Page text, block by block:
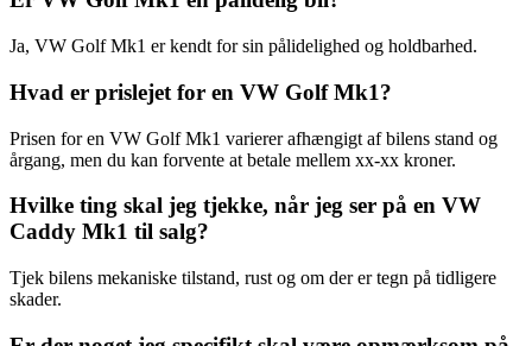
Ja, VW Golf Mk1 er kendt for sin pålidelighed og holdbarhed.
Hvad er prislejet for en VW Golf Mk1?
Prisen for en VW Golf Mk1 varierer afhængigt af bilens stand og
årgang, men du kan forvente at betale mellem xx-xx kroner.
Hvilke ting skal jeg tjekke, når jeg ser på en VW
Caddy Mk1 til salg?
Tjek bilens mekaniske tilstand, rust og om der er tegn på tidligere
skader.